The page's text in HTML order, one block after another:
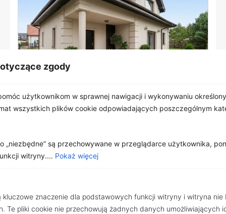
zgody
użytkownikom w sprawnej nawigacji i wykonywaniu
wszystkich plików cookie odpowiadających poszczególnym
„niezbędne” są przechowywane w przeglądarce użytkownika,
witryny.... Pokaż więcej
kluczowe znaczenie dla podstawowych funkcji witryny i witryna nie
Te pliki cookie nie przechowują żadnych danych umożliwiających
Poznań/Plewiska – rodzinny
przestronny dom
Cena za m
264.00m / 5 pokoi